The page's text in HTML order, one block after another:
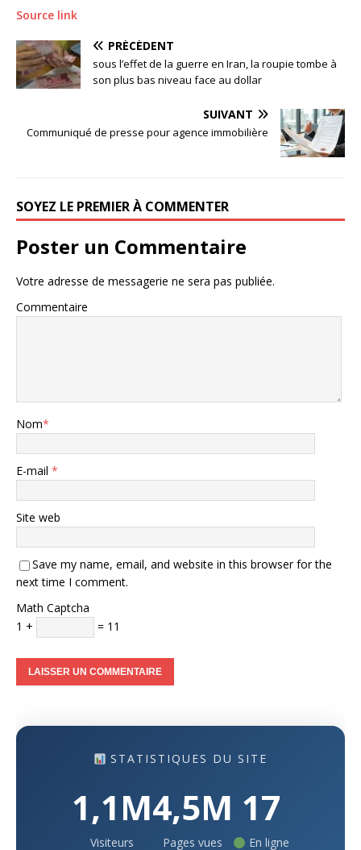
Source link
PRÉCÉDENT
sous l’effet de la guerre en Iran, la roupie tombe à
son plus bas niveau face au dollar
SUIVANT
Communiqué de presse pour agence immobilière
SOYEZ LE PREMIER À COMMENTER
Poster un Commentaire
Votre adresse de messagerie ne sera pas publiée.
Commentaire
Nom*
E-mail *
Site web
Save my name, email, and website in this browser for the
next time I comment.
Math Captcha
1 +
= 11
STATISTIQUES DU SITE
1,1M
Visiteurs
4,5M
Pages vues
17
En ligne